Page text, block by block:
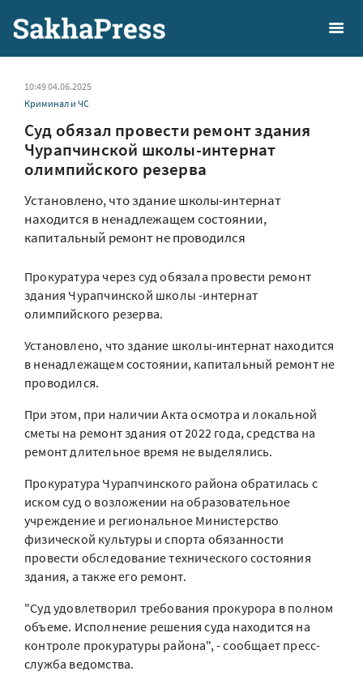
10:49 04.06.2025
Криминал и ЧС
Суд обязал провести ремонт здания
Чурапчинской школы-интернат
олимпийского резерва
Установлено, что здание школы-интернат
находится в ненадлежащем состоянии,
капитальный ремонт не проводился
Прокуратура через суд обязала провести ремонт
здания Чурапчинской школы -интернат
олимпийского резерва.
Установлено, что здание школы-интернат находится
в ненадлежащем состоянии, капитальный ремонт не
проводился.
При этом, при наличии Акта осмотра и локальной
сметы на ремонт здания от 2022 года, средства на
ремонт длительное время не выделялись.
Прокуратура Чурапчинского района обратилась с
иском суд о возложении на образовательное
учреждение и региональное Министерство
физической культуры и спорта обязанности
провести обследование технического состояния
здания, а также его ремонт.
"Суд удовлетворил требования прокурора в полном
объеме. Исполнение решения суда находится на
контроле прокуратуры района", - сообщает пресс-
служба ведомства.